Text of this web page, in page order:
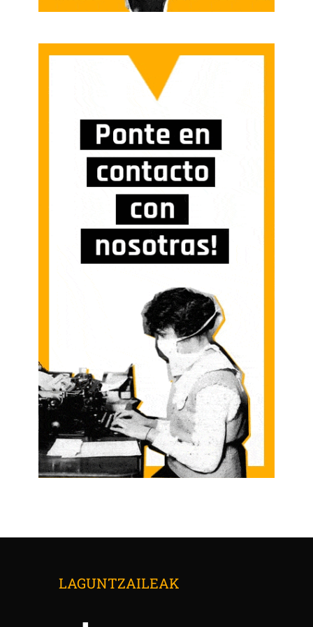
LAGUNTZAILEAK